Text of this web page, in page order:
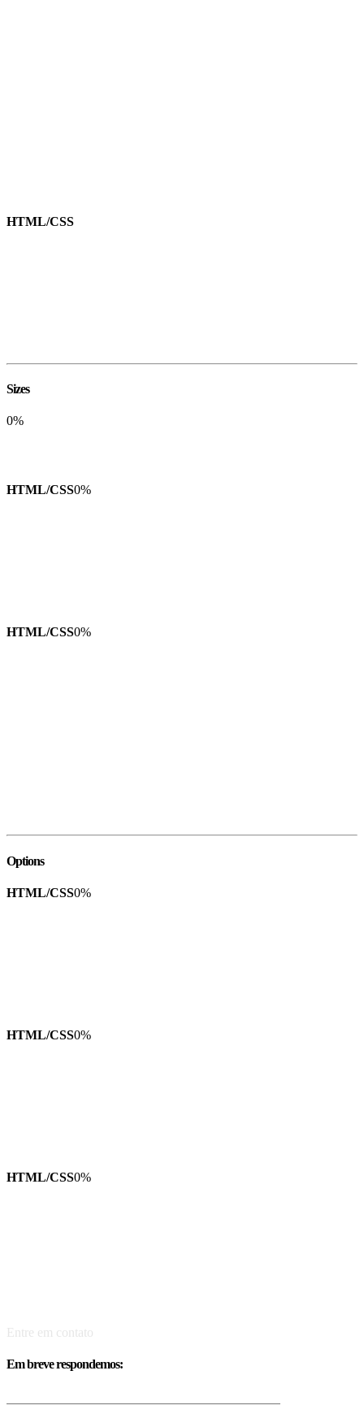
HTML/CSS
Sizes
0%
HTML/CSS0%
HTML/CSS0%
Options
HTML/CSS0%
HTML/CSS0%
HTML/CSS0%
Entre em contato
Em breve respondemos: